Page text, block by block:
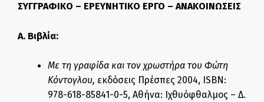
ΣΥΓΓΡΑΦΙΚΟ – ΕΡΕΥΝΗΤΙΚΟ ΕΡΓΟ – ΑΝΑΚΟΙΝΩΣΕΙΣ
Α. Βιβλία:
Με τη γραφίδα και τον χρωστήρα του Φώτη
Κόντογλου, εκδόσεις Πρέσπες 2004, ISBN:
978-618-85841-0-5, Αθήνα: Ιχθυόφθαλμος – Δ.